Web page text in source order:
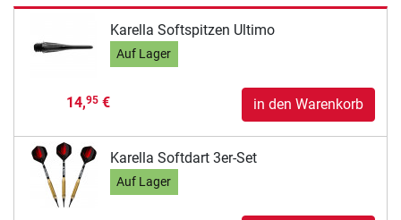
Karella Softspitzen Ultimo
Auf Lager
14,95€ in den Warenkorb
Karella Softdart 3er-Set
Auf Lager